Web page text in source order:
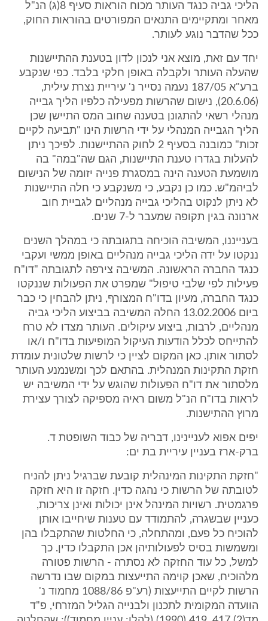
הליכי גביה כנגד העותר מכוח הוראות סעיף 8(ג) הנ"ל
מאחר ומתקיימים התנאים המפורטים בהוראות החוק,
ככל שהדבר נוגע לעותר.
יחד עם זאת, מוצא אני לנכון לדון בטענת ההתיישנות
שהעלה העותר ולקבלה באופן חלקי בלבד. כפי שנקבע
ברע"א 187/05 נעמה נסייר נ' עיריית נצרת עילית,
(20.6.06), נישום שהרשות מפעילה כלפיו הליך גבייה
מנהלי רשאי להתגונן בטענה שחוב המס התיישן שכן
הליך הגבייה המנהלי על ידי הרשות הינו "תביעה לקיים
זכות" כמובנה בסעיף 2 לחוק ההתיישנות. לפיכך ניתן
להעלות בגדרו טענת התיישנות, הגם שה"במה" בה
מושמעת הטענה הינה במסגרת פנייה יזומה של הנישום
לביהמ"ש. כמו כן נקבע, כי משנקבע כי חלה התיישנות
לא ניתן לנקוט בהליכי גבייה מנהליים לגביית חוב
ארנונה בגין תקופה שמעבר ל-7 שנים.
בענייננו, המשיבה הוכיחה בתגובתה כי במהלך השנים
ננקטו על ידה הליכי גבייה מנהליים באופן ממשי ועקבי
כנגד החברה הראשונה. המשיבה צירפה לתגובתה "דו"ח
פעילות לפי שלבי טיפול" שמפרט את הפעולות שננקטו
כנגד החברה, מעיון בדו"ח המצורף, ניתן להבחין כי כבר
ביום 13.02.2006 החלה המשיבה בביצוע הליכי גביה
מנהליים, לרבות, ביצוע עיקולים. העותר מצדו לא טרח
להתייחס לכלל הודעות העיקול המופיעות בדו"ח ו/או
לסתור אותן. כאן המקום לציין כי לרשות שלטונית עומדת
חזקת התקינות המנהלית. בהתאם לכך ומשנמנע העותר
מלסתור את דו"ח הפעולות שהוגש על ידי המשיבה יש
לראות בדו"ח הנ"ל משום ראיה מספיקה לצורך עצירת
מרוץ ההתישנות.
יפים אפוא לעניינינו, דבריה של כבוד השופטת ד.
ברק-ארז בעניין עיריית בת ים:
"חזקת התקינות המינהלית קובעת שברגיל ניתן להניח
לטובתה של הרשות כי נהגה כדין. חזקה זו היא חזקה
פרגמטית. רשויות המינהל אינן יכולות ואינן צריכות,
כעניין שבשגרה, להתמודד עם טענות שיחייבו אותן
להוכיח כל פעם, ומהתחלה, כי החלטות שהתקבלו בהן
ומשמשות בסיס לפעולותיהן אכן התקבלו כדין. כך
למשל, כל עוד החזקה לא נסתרה - הרשות פטורה
מלהוכיח, שאכן קוימה התייעצות במקום שבו נדרשה
הרשות לקיים התייעצות (רע"פ 1088/86 מחמוד נ'
הוועדה המקומית לתכנון ולבנייה הגליל המזרחי, פ"ד